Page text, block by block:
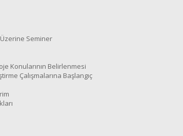
Üzerine Seminer
Konularının Belirlenmesi
Çalışmalarına Başlangıç